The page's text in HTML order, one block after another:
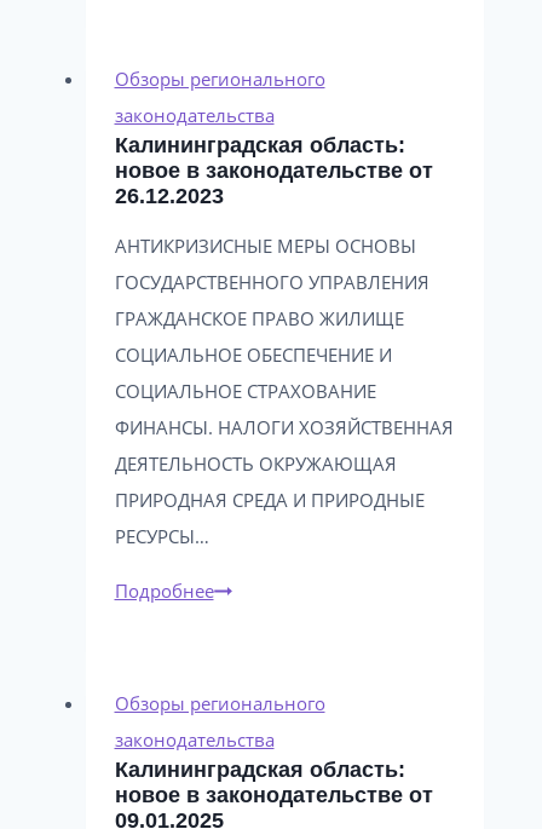
в
законодательстве
от
23.09.2025
Обзоры регионального
законодательства
Калининградская область:
новое в законодательстве от
26.12.2023
АНТИКРИЗИСНЫЕ МЕРЫ ОСНОВЫ
ГОСУДАРСТВЕННОГО УПРАВЛЕНИЯ
ГРАЖДАНСКОЕ ПРАВО ЖИЛИЩЕ
СОЦИАЛЬНОЕ ОБЕСПЕЧЕНИЕ И
СОЦИАЛЬНОЕ СТРАХОВАНИЕ
ФИНАНСЫ. НАЛОГИ ХОЗЯЙСТВЕННАЯ
ДЕЯТЕЛЬНОСТЬ ОКРУЖАЮЩАЯ
ПРИРОДНАЯ СРЕДА И ПРИРОДНЫЕ
РЕСУРСЫ…
ПодробнееКалининградская
в
законодательстве
от
26.12.2023
Обзоры регионального
законодательства
Калининградская область:
новое в законодательстве от
09.01.2025